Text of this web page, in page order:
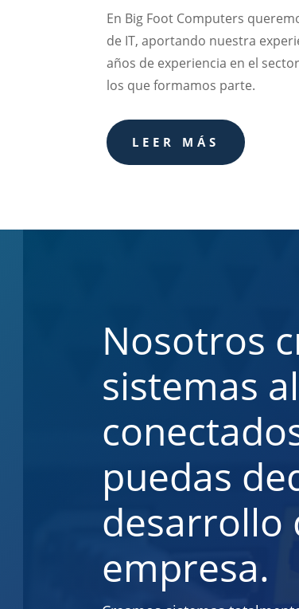
En Big Foot Computers
de IT, aportando nuestra
años de experiencia en el
los que formamos parte.
LEER MÁS
Nosotros
sistemas
puedas
desarrollo
empresa.